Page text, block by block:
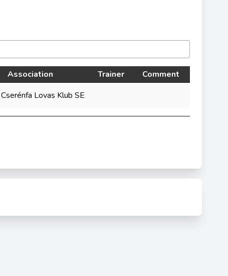
Association Trainer Comment
Cserénfa Lovas Klub SE